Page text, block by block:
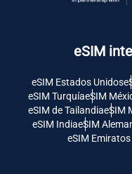
eSIM
eSIM Estados Unidos
eSIM TurquíaeSIM
eSIM de TailandiaeSIM
eSIM IndiaeSIM
eSIM